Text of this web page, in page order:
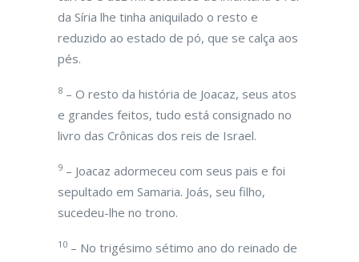
da Síria lhe tinha aniquilado o resto e
reduzido ao estado de pó, que se calça aos
pés.
8 – O resto da história de Joacaz, seus atos
e grandes feitos, tudo está consignado no
livro das Crônicas dos reis de Israel.
9 – Joacaz adormeceu com seus pais e foi
sepultado em Samaria. Joás, seu filho,
sucedeu-lhe no trono.
10 – No trigésimo sétimo ano do reinado de